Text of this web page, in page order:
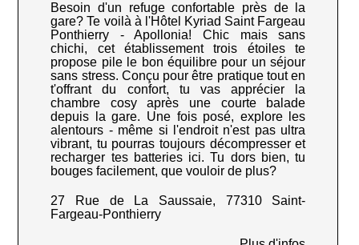
Besoin d'un refuge confortable près de la
gare? Te voilà à l'Hôtel Kyriad Saint Fargeau
Ponthierry - Apollonia! Chic mais sans
chichi, cet établissement trois étoiles te
propose pile le bon équilibre pour un séjour
sans stress. Conçu pour être pratique tout en
t'offrant du confort, tu vas apprécier la
chambre cosy après une courte balade
depuis la gare. Une fois posé, explore les
alentours - même si l'endroit n'est pas ultra
vibrant, tu pourras toujours décompresser et
recharger tes batteries ici. Tu dors bien, tu
bouges facilement, que vouloir de plus?
27 Rue de La Saussaie, 77310 Saint-
Fargeau-Ponthierry